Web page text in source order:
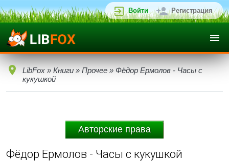
Войти Регистрация
LibFox » Книги » Прочее » Фёдор Ермолов - Часы с
кукушкой
Авторские права
Фёдор Ермолов - Часы с кукушкой